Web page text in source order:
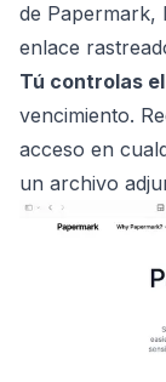
de Papermark,
enlace
Tú controlas
vencimiento.
acceso en
un archivo